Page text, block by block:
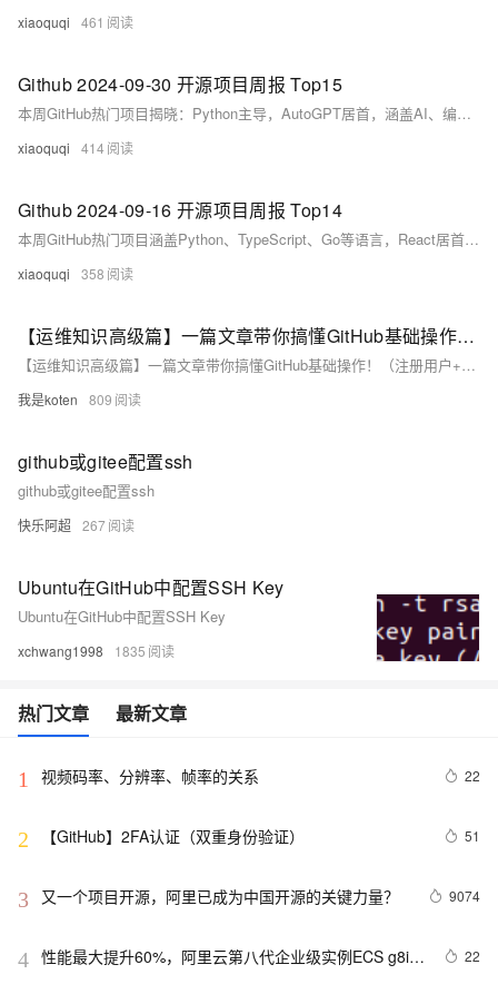
xiaoquqi 461
Github 2024-09-30 开源项目周报 Top15
本周GitHub热门项目揭晓：Python主导，AutoGPT居首，涵盖AI、编程、数学动画等领域，助力开发者探索前沿技术。
xiaoquqi 414
Github 2024-09-16 开源项目周报 Top14
本周GitHub热门项目涵盖Python、TypeScript、Go等语言，React居首。亮点包括微软PowerToys、Node版本管理器、AI证件照工具HivisionIDPhotos及端侧大模型MiniCPM等。
xiaoquqi 358
【运维知识高级篇】一篇文章带你搞懂GitHub基础操作！（注册用户+配置ssh-key+创建项目+创建存储库+拉取代码到本地+推送新代码到Github）
【运维知识高级篇】一篇文章带你搞懂GitHub基础操作！（注册用户+配置ssh-key+创建项目+创建存储库+拉取代码到本地+推送新代码到Github）
我是koten 809
github或gitee配置ssh
github或gitee配置ssh
快乐阿超 267
Ubuntu在GitHub中配置SSH Key
Ubuntu在GitHub中配置SSH Key
xchwang1998 1835
热门文章 最新文章
1 视频码率、分辨率、帧率的关系 22
2 【GitHub】2FA认证（双重身份验证） 51
3 又一个项目开源，阿里已成为中国开源的关键力量？ 9074
4 性能最大提升60%，阿里云第八代企业级实例ECS g8i正
22